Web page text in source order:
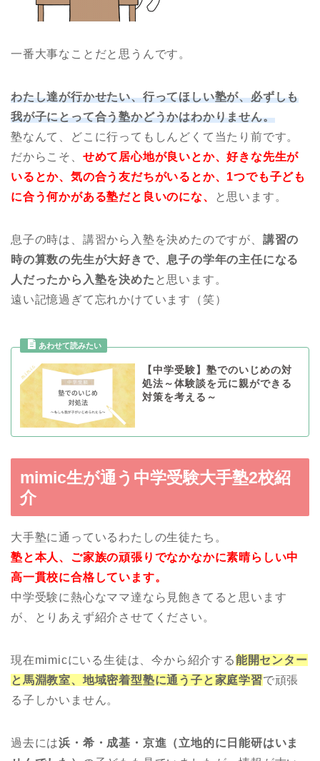
一番大事なことだと思うんです。
わたし達が行かせたい、行ってほしい塾が、必ずしも
我が子にとって合う塾かどうかはわかりません。
塾なんて、どこに行ってもしんどくて当たり前です。
だからこそ、 せめて居心地が良いとか、好きな先生が
いるとか、気の合う友だちがいるとか、1つでも子ども
に合う何かがある塾だと良いのにな、
と思います。
息子の時は、講習から入塾を決めたのですが、 講習の
時の算数の先生が大好きで、息子の学年の主任になる
人だったから入塾を決めた と思います。
遠い記憶過ぎて忘れかけています（笑）
【中学受験】塾でのいじめの対
処法～体験談を元に親ができる
対策を考える～
mimic生が通う中学受験大手塾2校紹
介
大手塾に通っているわたしの生徒たち。
塾と本人、ご家族の頑張りでなかなかに素晴らしい中
高一貫校に合格しています。
中学受験に熱心なママ達なら見飽きてると思います
が、とりあえず紹介させてください。
現在mimicにいる生徒は、今から紹介する能開センター
と馬淵教室、地域密着型塾に通う子と家庭学習で頑張
る子しかいません。
過去には浜・希・成基・京進（立地的に日能研はいま